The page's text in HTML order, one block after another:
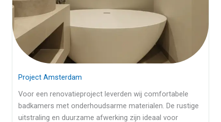
Project Amsterdam
Voor een renovatieproject leverden wij comfortabele
badkamers met onderhoudsarme materialen. De rustige
uitstraling en duurzame afwerking zijn ideaal voor